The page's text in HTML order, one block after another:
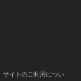
サイトのご利用につい